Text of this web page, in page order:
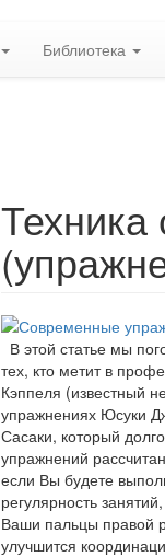
Библиотека
Техника
В этой статье мы
тех, кто метит в
Кэппеля (известный
упражнениях Юсуки
Сасаки, который
упражнений
если Вы будете
регулярность
Ваши пальцы правой
улучшится